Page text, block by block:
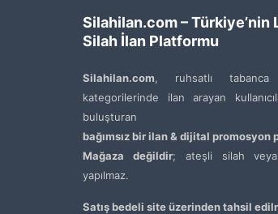
Silahilan.com – Türkiye’nin
Silah İlan Platformu
Silahilan.com, ruhsatlı
kategorilerinde ilan arayan
buluşturan
bağımsız bir ilan & dijital promosyon
Mağaza değildir; ateşli silah veya
yapılmaz.
Satış bedeli site üzerinden tahsil